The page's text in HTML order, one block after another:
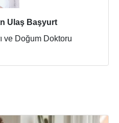
Ulaş Başyurt
ve Doğum Doktoru